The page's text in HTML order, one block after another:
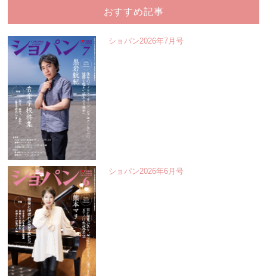
おすすめ記事
ショパン2026年7月号
ショパン2026年6月号